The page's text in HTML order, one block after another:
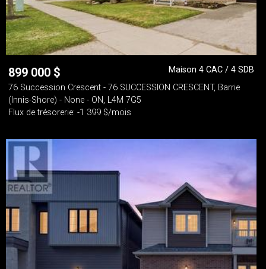
899 000 $
Maison 4 CAC / 4 SDB
76 Succession Crescent - 76 SUCCESSION CRESCENT, Barrie
(Innis-Shore) - None - ON, L4M 7G5
Flux de trésorerie: -1 399 $/mois